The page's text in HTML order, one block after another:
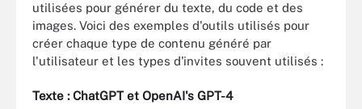
utilisées pour générer du texte, du code et des
images. Voici des exemples d'outils utilisés pour
créer chaque type de contenu généré par
l'utilisateur et les types d'invites souvent utilisés :
Texte : ChatGPT et OpenAI's GPT-4